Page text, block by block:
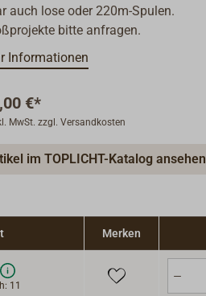
auch lose oder 220m-Spulen.
bitte anfragen.
Informationen
€*
MwSt. zzgl. Versandkosten
im TOPLICHT-Katalog ansehen
Merken
11